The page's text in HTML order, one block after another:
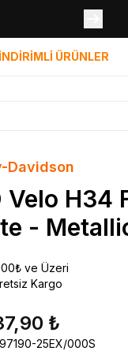
İNDİRİMLİ ÜRÜNLER
Davidson
Velo H34
-
ve Üzeri
Kargo
₺
97190-25EX/000S